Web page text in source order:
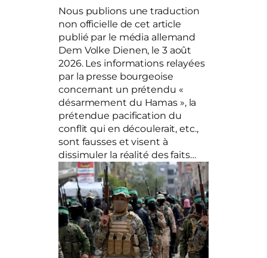
Nous publions une traduction
non officielle de cet article
publié par le média allemand
Dem Volke Dienen, le 3 août
2026. Les informations relayées
par la presse bourgeoise
concernant un prétendu «
désarmement du Hamas », la
prétendue pacification du
conflit qui en découlerait, etc.,
sont fausses et visent à
dissimuler la réalité des faits…